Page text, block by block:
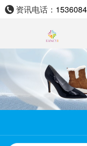
资讯电话：